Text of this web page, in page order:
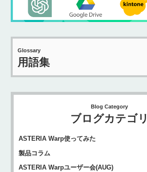
Glossary
用語集
Blog Category
ブログカテゴリ
ASTERIA Warp使ってみた
製品コラム
ASTERIA Warpユーザー会(AUG)